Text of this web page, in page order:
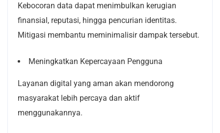
Kebocoran data dapat menimbulkan kerugian
finansial, reputasi, hingga pencurian identitas.
Mitigasi membantu meminimalisir dampak tersebut.
Meningkatkan Kepercayaan Pengguna
Layanan digital yang aman akan mendorong
masyarakat lebih percaya dan aktif
menggunakannya.